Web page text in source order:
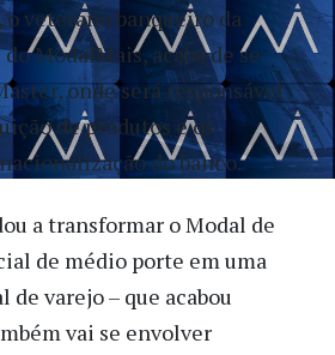
veterano banqueiro da
ModalMais, acaba de se
onde será responsável
de produtos e os
do banco.
a transformar o Modal de
de médio porte em uma
varejo – que acabou
vai se envolver